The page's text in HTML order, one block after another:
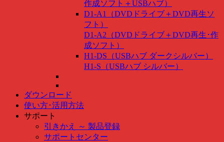
作成ソフト＋USBハブ）
D1-A1（DVDドライブ＋DVD再生ソ
フト）
D1-A2（DVDドライブ＋DVD再生･作
成ソフト）
H1-DS（USBハブ ダークシルバー）
H1-S（USBハブ シルバー）
ダウンロード
使い方･活用方法
サポート
引きかえ ～ 製品登録
サポートセンター